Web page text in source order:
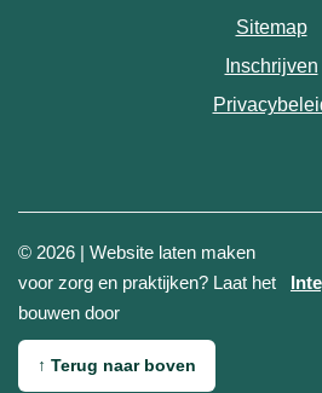
Sitemap
Inschrijven
© 2026 | Website laten maken
voor zorg en praktijken? Laat het
bouwen door
↑ Terug naar boven